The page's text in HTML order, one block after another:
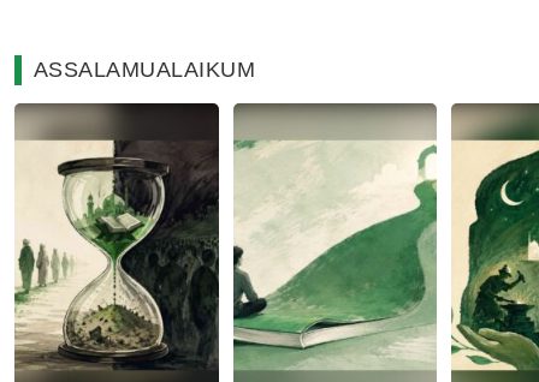
ASSALAMUALAIKUM